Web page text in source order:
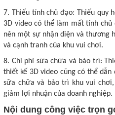
7. Thiếu tính chủ đạo: Thiếu quy
3D video có thể làm mất tính
nên một sự nhận diện và thương
và cạnh tranh của khu vui chơi.
8. Chi phí sữa chữa và bảo trì:
thiết kế 3D video cũng có thể
sữa chữa và bảo trì khu vui
giảm lợi nhuận của doanh nghiệp.
Nội dung công việc trọn